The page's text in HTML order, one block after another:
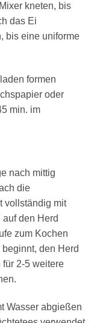
kneten, bis
das Ei
bis eine uniforme
formen
oder
min. im
nach mittig
die
vollständig mit
den Herd
zum Kochen
den Herd
2-5 weitere
Wasser abgießen